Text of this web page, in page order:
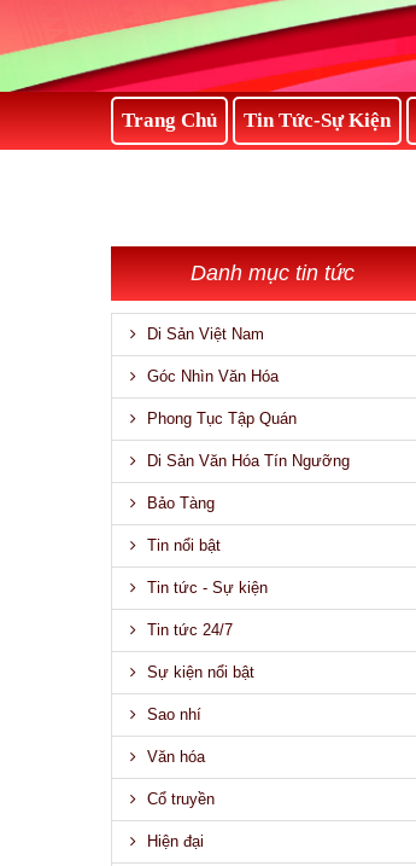
Trang Chủ Tin Tức-Sự Kiện
Danh mục tin tức
Di Sản Việt Nam
Góc Nhìn Văn Hóa
Phong Tục Tập Quán
Di Sản Văn Hóa Tín Ngưỡng
Bảo Tàng
Tin nổi bật
Tin tức - Sự kiện
Tin tức 24/7
Sự kiện nổi bật
Sao nhí
Văn hóa
Cổ truyền
Hiện đại